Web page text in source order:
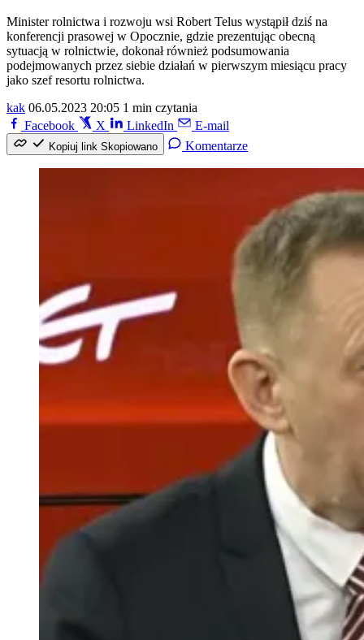
Minister rolnictwa i rozwoju wsi Robert Telus wystąpił dziś na
konferencji prasowej w Opocznie, gdzie prezentując obecną
sytuacją w rolnictwie, dokonał również podsumowania
podejmowanych przez siebie działań w pierwszym miesiącu pracy
jako szef resortu rolnictwa.
kak 06.05.2023 20:05 1 min czytania
Facebook
X LinkedIn E-mail
Kopiuj link Skopiowano Komentarze